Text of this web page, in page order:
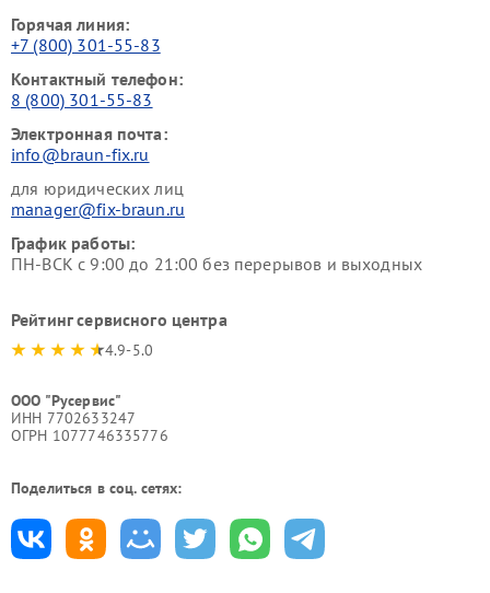
Горячая линия:
+7 (800) 301-55-83
Контактный телефон:
8 (800) 301-55-83
Электронная почта:
info@braun-fix.ru
для юридических лиц
manager@fix-braun.ru
График работы:
ПН-ВСК с 9:00 до 21:00 без перерывов и выходных
Рейтинг сервисного центра
4.9-5.0
ООО "Русервис"
ИНН 7702633247
ОГРН 1077746335776
Поделиться в соц. сетях: